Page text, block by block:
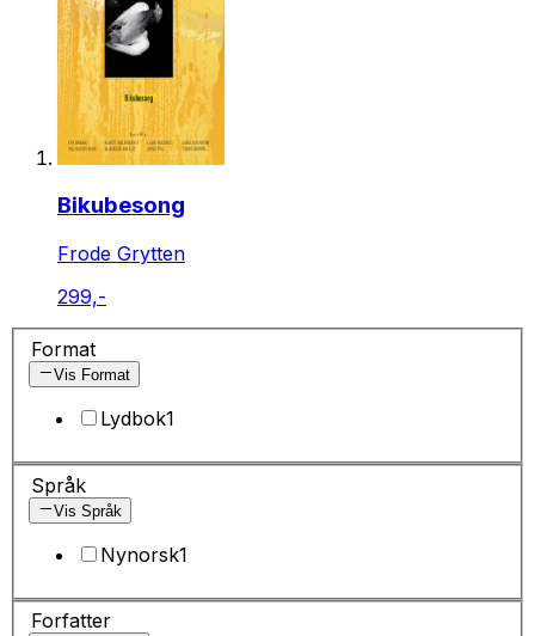
Bikubesong
Frode Grytten
299,-
Format
Vis Format
Lydbok1
Språk
Vis Språk
Nynorsk1
Forfatter